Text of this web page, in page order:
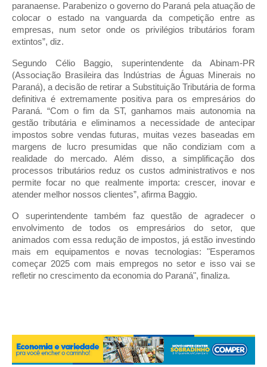
paranaense. Parabenizo o governo do Paraná pela atuação de
colocar o estado na vanguarda da competição entre as
empresas, num setor onde os privilégios tributários foram
extintos”, diz.
Segundo Célio Baggio, superintendente da Abinam-PR
(Associação Brasileira das Indústrias de Águas Minerais no
Paraná), a decisão de retirar a Substituição Tributária de forma
definitiva é extremamente positiva para os empresários do
Paraná. “Com o fim da ST, ganhamos mais autonomia na
gestão tributária e eliminamos a necessidade de antecipar
impostos sobre vendas futuras, muitas vezes baseadas em
margens de lucro presumidas que não condiziam com a
realidade do mercado. Além disso, a simplificação dos
processos tributários reduz os custos administrativos e nos
permite focar no que realmente importa: crescer, inovar e
atender melhor nossos clientes”, afirma Baggio.
O superintendente também faz questão de agradecer o
envolvimento de todos os empresários do setor, que
animados com essa redução de impostos, já estão investindo
mais em equipamentos e novas tecnologias: "Esperamos
começar 2025 com mais empregos no setor e isso vai se
refletir no crescimento da economia do Paraná", finaliza.